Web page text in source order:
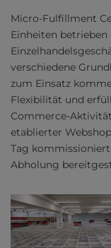
Micro-Fulfillment
Einheiten
verschiedene
zum Einsatz
Flexibilität und
Commerce-
etablierter
Tag
Abholung